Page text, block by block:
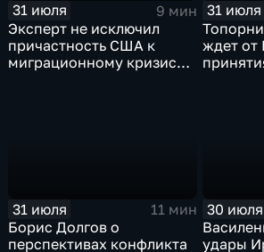
31 июля
9 мин
Эксперт не исключил
причастность США к
миграционному кризису в
31 июля
ждет от
31 июля
11 мин
Борис Долгов о
перспективах конфликта
30 июля
удары